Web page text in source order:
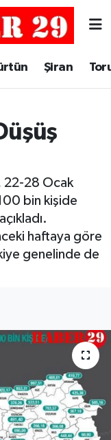
Şiran
22-28 Ocak
bin kişide
haftaya göre
genelinde de